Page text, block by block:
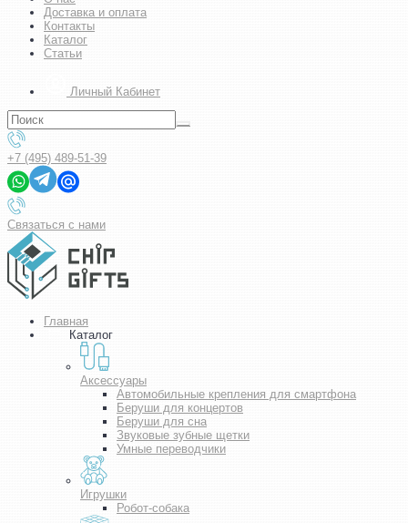
Доставка и оплата
Контакты
Каталог
Статьи
Личный Кабинет
+7 (495) 489-51-39
Связаться с нами
Главная
Каталог
Аксессуары
Автомобильные крепления для смартфона
Беруши для концертов
Беруши для сна
Звуковые зубные щетки
Умные переводчики
Игрушки
Робот-собака